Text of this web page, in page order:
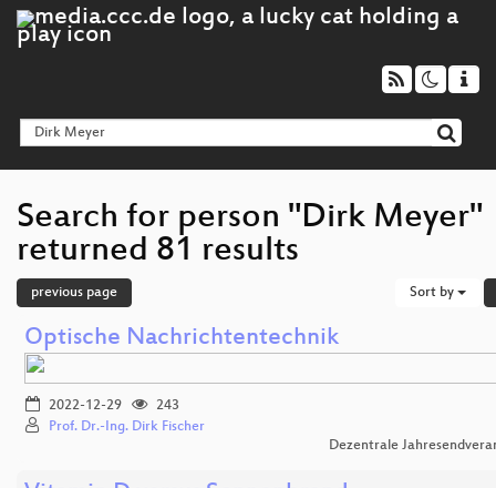
Search for person "Dirk Meyer"
returned 81 results
previous page Sort by
Optische Nachrichtentechnik
2022-12-29
243
Prof. Dr.-Ing. Dirk Fischer
Dezentrale